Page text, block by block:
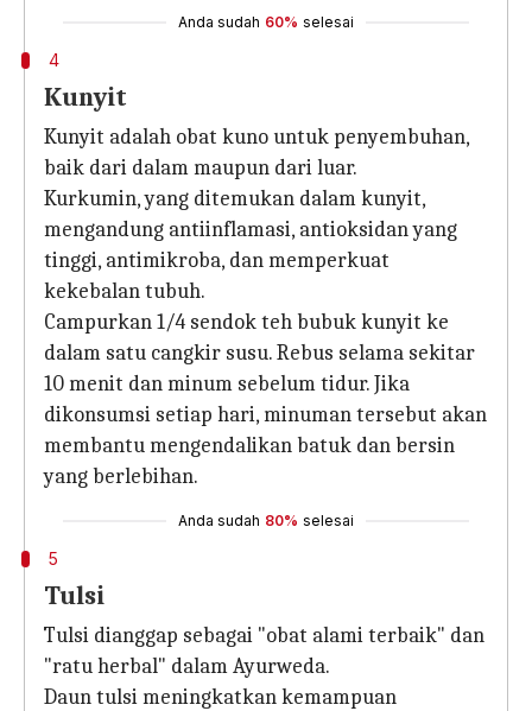
Anda sudah 60% selesai
4
Kunyit
Kunyit adalah obat kuno untuk penyembuhan,
baik dari dalam maupun dari luar.
Kurkumin, yang ditemukan dalam kunyit,
mengandung antiinflamasi, antioksidan yang
tinggi, antimikroba, dan memperkuat
kekebalan tubuh.
Campurkan 1/4 sendok teh bubuk kunyit ke
dalam satu cangkir susu. Rebus selama sekitar
10 menit dan minum sebelum tidur. Jika
dikonsumsi setiap hari, minuman tersebut akan
membantu mengendalikan batuk dan bersin
yang berlebihan.
Anda sudah 80% selesai
5
Tulsi
Tulsi dianggap sebagai "obat alami terbaik" dan
"ratu herbal" dalam Ayurweda.
Daun tulsi meningkatkan kemampuan